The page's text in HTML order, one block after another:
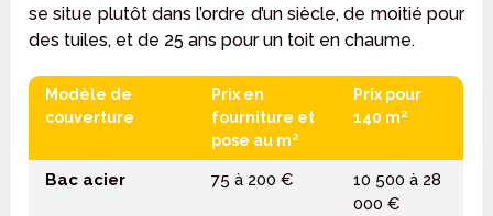
se situe plutôt dans l’ordre d’un siècle, de moitié pour
des tuiles, et de 25 ans pour un toit en chaume.
Modèle de
couverture
Prix en
fourniture et
pose au m²
Prix pour
140 m²
Bac acier 75 à 200 €
10 500 à 28
000 €